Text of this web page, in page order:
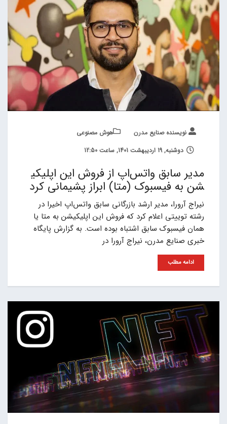
نویسنده صنایع مدرن
هوش مصنوعی
دوشنبه, 19 اردیبهشت 1401, ساعت 12:50
مدیر سابق واتس‌اپ از فروش این اپلیکی
شن به فیسبوک (متا) ابراز پشیمانی کرد
نیراج آرورا، مدیر ارشد بازرگانی سابق واتس‌اپ اخیرا در
رشته توییتی اعلام کرد که فروش این اپلیکیشن به متا یا
همان فیسبوک سابق اشتباه بوده است. به گزارش پایگاه
خبری صنایع مدرن، نیراج آرورا در
ادامه مطلب